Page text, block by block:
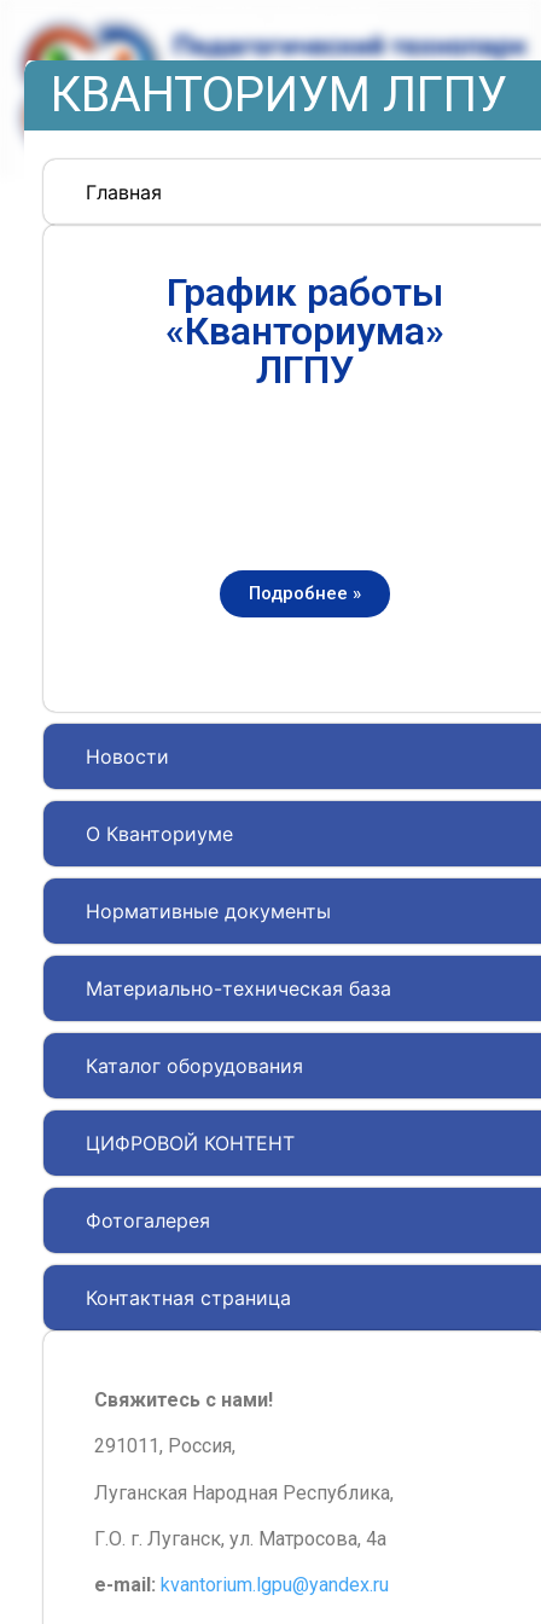
КВАНТОРИУМ ЛГПУ
Главная
Новости
О Кванториуме
Нормативные документы
Материально-техническая база
Каталог оборудования
ЦИФРОВОЙ КОНТЕНТ
Фотогалерея
Контактная страница
График работы
«Кванториума»
ЛГПУ
Подробнее »
Свяжитесь с нами!
291011, Россия,
Луганская Народная Республика,
Г.О. г. Луганск, ул. Матросова, 4а
e-mail: kvantorium.lgpu@yandex.ru